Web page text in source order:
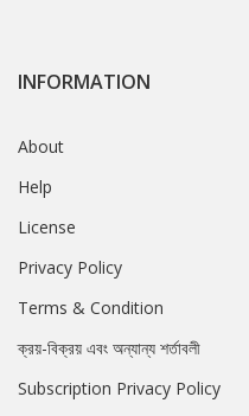
INFORMATION
About
Help
License
Privacy Policy
Terms & Condition
ক্রয়-বিক্রয় এবং অন্যান্য শর্তাবলী
Subscription Privacy Policy